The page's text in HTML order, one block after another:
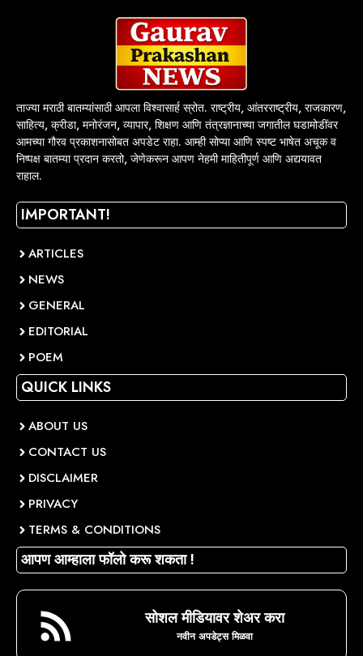
ताज्या मराठी बातम्यांसाठी आपला विश्वासार्ह स्रोत. राष्ट्रीय, आंतरराष्ट्रीय, राजकारण,
साहित्य, क्रीडा, मनोरंजन, व्यापार, शिक्षण आणि तंत्रज्ञानाच्या जगातील घडामोडींवर
आमच्या गौरव प्रकाशनासोबत अपडेट राहा. आम्ही सोप्या आणि स्पष्ट भाषेत अचूक व
निष्पक्ष बातम्या प्रदान करतो, जेणेकरून आपण नेहमी माहितीपूर्ण आणि अद्ययावत
राहाल.
IMPORTANT!
ARTICLES
NEWS
GENERAL
EDITORIAL
POEM
QUICK LINKS
ABOUT US
CONTACT US
DISCLAIMER
PRIVACY
TERMS & CONDITIONS
आपण आम्हाला फॉलो करू शकता !
सोशल मीडियावर शेअर करा
नवीन अपडेट्स मिळवा